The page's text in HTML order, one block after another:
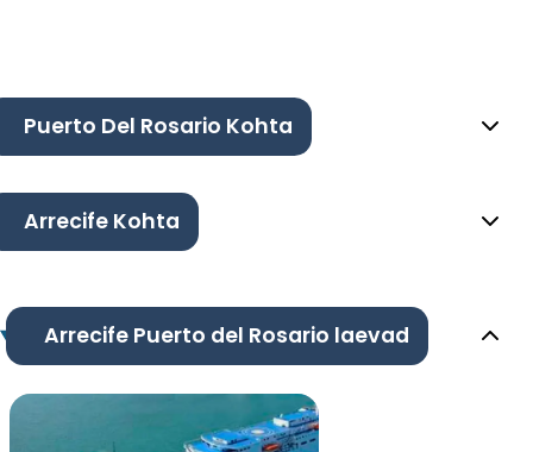
Puerto Del Rosario Kohta
Arrecife Kohta
Arrecife Puerto del Rosario laevad